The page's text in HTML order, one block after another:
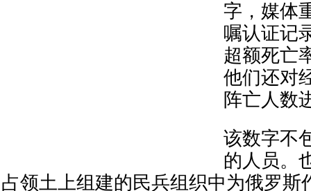
字，媒体
嘱认证记
超额死亡
他们还对
阵亡人数
该数字不
的人员。
占领土上组建的民兵组织中为俄罗斯